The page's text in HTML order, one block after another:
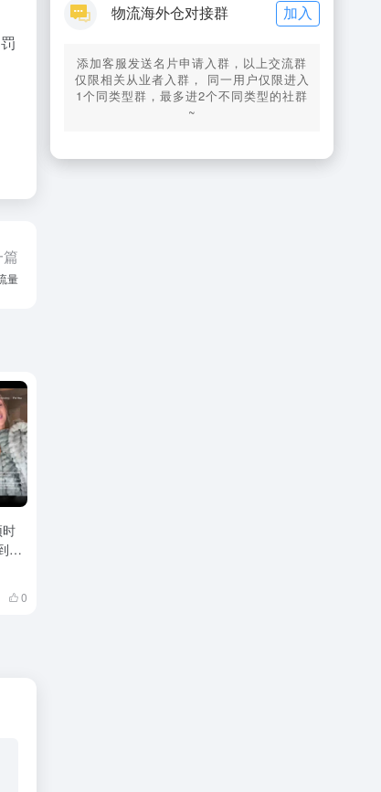
量
，
0
物流海外仓对接群 加入
添加客服发送名片申请入群，以上交流群
仅限相关从业者入群， 同一用户仅限进入
1个同类型群，最多进2个不同类型的社群
~